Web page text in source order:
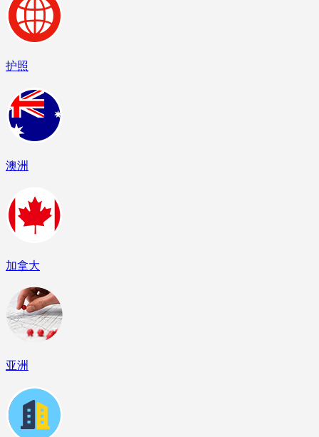
护照
澳洲
加拿大
亚洲